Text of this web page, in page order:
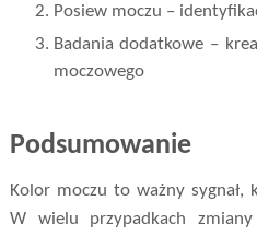
Posiew moczu –
Badania dodatkowe –
moczowego
Podsumowanie
Kolor moczu to ważny
W wielu przypadkach